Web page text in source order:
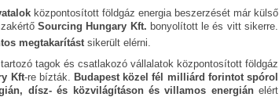
központosított földgáz energia beszerzését már külső
Sourcing Hungary Kft. bonyolított le és vitt sikerre.
megtakarítást sikerült elérni.
tagok és csatlakozó vállalatok központosított földgáz
Kft-re bízták.
Budapest közel fél milliárd forintot spórol
dísz- és közvilágításon és villamos energiánelért